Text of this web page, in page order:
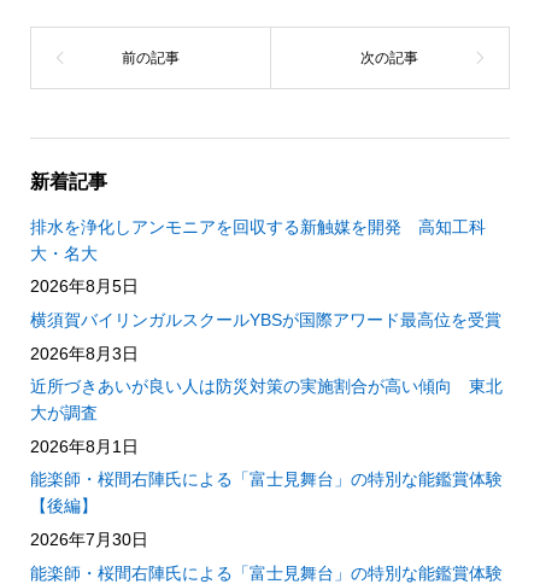
新着記事
排水を浄化しアンモニアを回収する新触媒を開発 高知工科
大・名大
2026年8月5日
横須賀バイリンガルスクールYBSが国際アワード最高位を受賞
2026年8月3日
近所づきあいが良い人は防災対策の実施割合が高い傾向 東北
大が調査
2026年8月1日
能楽師・桜間右陣氏による「富士見舞台」の特別な能鑑賞体験
【後編】
2026年7月30日
能楽師・桜間右陣氏による「富士見舞台」の特別な能鑑賞体験